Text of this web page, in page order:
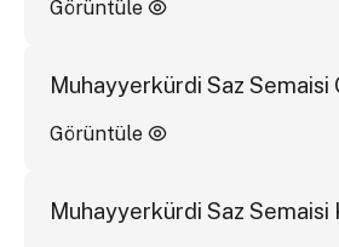
Görüntüle
Muhayyerkürdi Saz Semaisi
Görüntüle
Muhayyerkürdi Saz Semaisi